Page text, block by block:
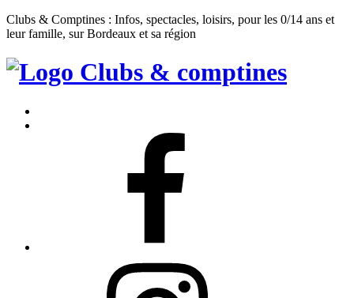
Clubs & Comptines : Infos, spectacles, loisirs, pour les 0/14 ans et
leur famille, sur Bordeaux et sa région
Clubs
Comptines